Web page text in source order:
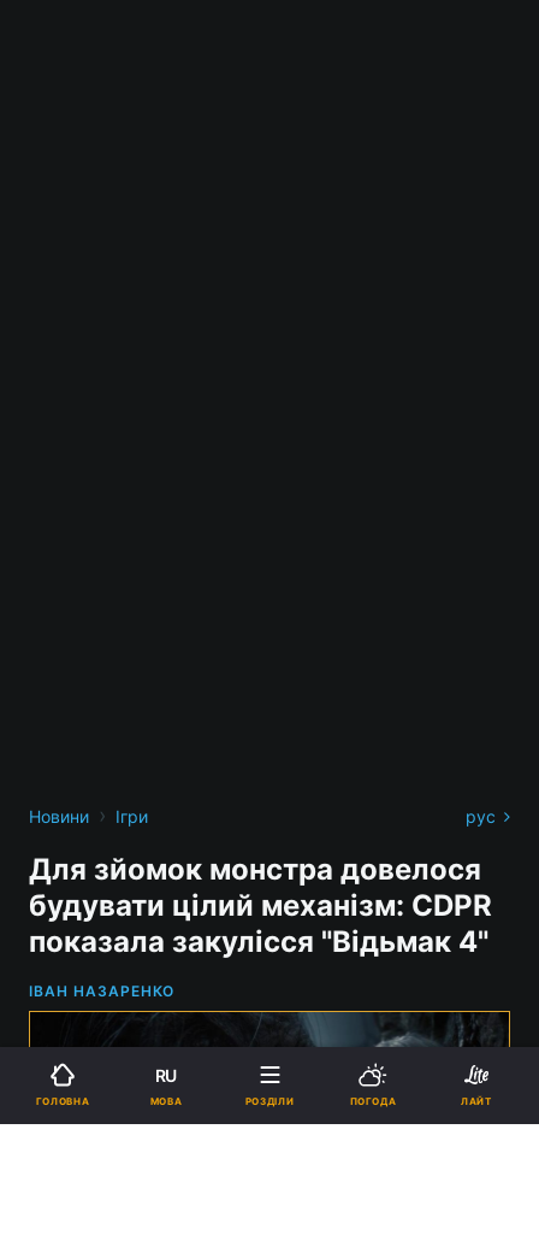
Новини › Ігри рус
Для зйомок монстра довелося
будувати цілий механізм: CDPR
показала закулісся "Відьмак 4"
ІВАН НАЗАРЕНКО
ГОЛОВНА
RU
МОВА РОЗДІЛИ ПОГОДА ЛАЙТ